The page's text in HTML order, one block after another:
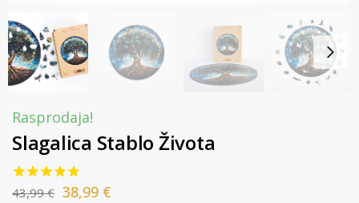
Rasprodaja!
Slagalica Stablo Života
43,99€ 38,99 €